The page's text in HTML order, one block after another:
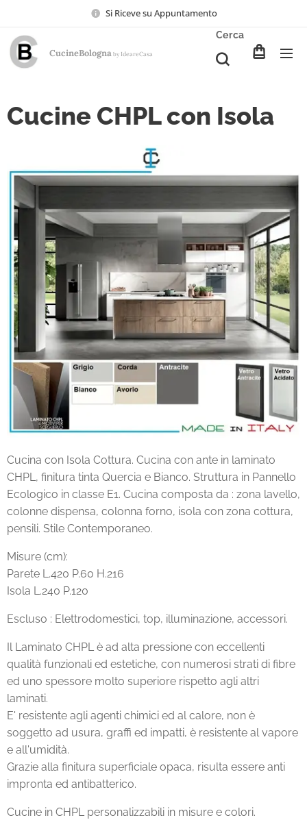
Si Riceve su Appuntamento
CucineBologna by IdeareCasa
Cerca
Cucine CHPL con Isola
Cucina con Isola Cottura. Cucina con ante in laminato
CHPL, finitura tinta Quercia e Bianco. Struttura in Pannello
Ecologico in classe E1. Cucina composta da : zona lavello,
colonne dispensa, colonna forno, isola con zona cottura,
pensili. Stile Contemporaneo.
Misure (cm):
Parete L.420 P.60 H.216
Isola L.240 P.120
Escluso : Elettrodomestici, top, illuminazione, accessori.
Il Laminato CHPL è ad alta pressione con eccellenti
qualità funzionali ed estetiche, con numerosi strati di fibre
ed uno spessore molto superiore rispetto agli altri
laminati.
E' resistente agli agenti chimici ed al calore, non è
soggetto ad usura, graffi ed impatti, è resistente al vapore
e all'umidità.
Grazie alla finitura superficiale opaca, risulta essere anti
impronta ed antibatterico.
Cucine in CHPL personalizzabili in misure e colori.